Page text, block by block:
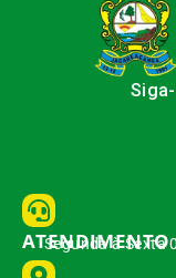
ATENDIMENTO
Segunda à Sexta